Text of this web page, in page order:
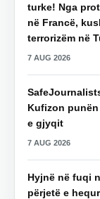
turke! Nga
në Francë,
terrorizëm në
7 AUG 2026
Kufizon
e gjyqit
7 AUG 2026
Hyjnë në fuqi
përjetë e